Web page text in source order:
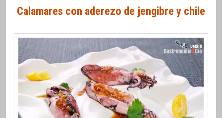
Calamares con aderezo de jengibre y chile